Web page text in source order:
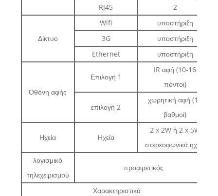
RJ45
2
Δίκτυο
Wifi
υποστήριξη
3G
υποστήριξη
Ethernet
υποστήριξη
Οθόνη αφής
Επιλογή 1
IR αφή (10-16
πόντοι)
επιλογή 2
χωρητική αφή (10
βαθμοί)
Ηχεία Ηχεία
2 x 2W ή 2 x 5W
στερεοφωνικά ηχεία
λογισμικό
τηλεχειρισμού
προαιρετικός
Χαρακτηριστικά